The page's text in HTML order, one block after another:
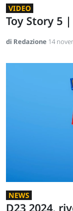
VIDEO
Toy Story 5
di Redazione 14
NEWS
D23 2024,